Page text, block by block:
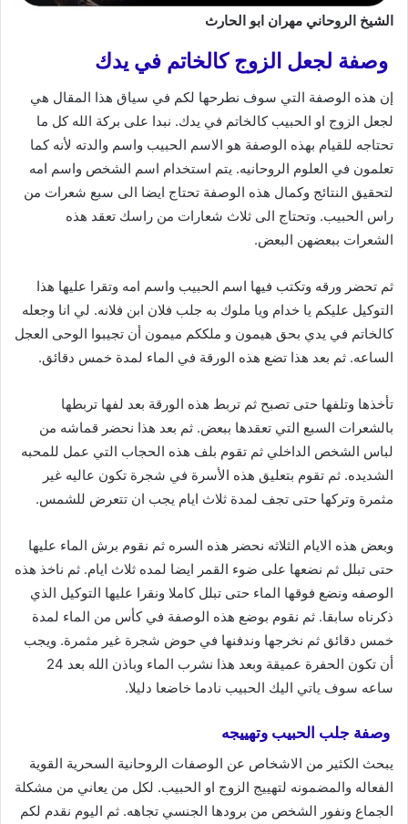
الشيخ الروحاني مهران ابو الحارث
وصفة لجعل الزوج كالخاتم في يدك
إن هذه الوصفة التي سوف نطرحها لكم في سياق هذا المقال هي
لجعل الزوج او الحبيب كالخاتم في يدك. نبدا على بركة الله كل ما
تحتاجه للقيام بهذه الوصفة هو الاسم الحبيب واسم والدته لأنه كما
تعلمون في العلوم الروحانيه. يتم استخدام اسم الشخص واسم امه
لتحقيق النتائج وكمال هذه الوصفة تحتاج ايضا الى سبع شعرات من
راس الحبيب. وتحتاج الى ثلاث شعارات من راسك تعقد هذه
الشعرات ببعضهن البعض.
ثم تحضر ورقه وتكتب فيها اسم الحبيب واسم امه وتقرا عليها هذا
التوكيل عليكم يا خدام ويا ملوك به جلب فلان ابن فلانه. لي انا وجعله
كالخاتم في يدي بحق هيمون و ملككم ميمون أن تجيبوا الوحى العجل
الساعه. ثم بعد هذا تضع هذه الورقة في الماء لمدة خمس دقائق.
تأخذها وتلفها حتى تصبح ثم تربط هذه الورقة بعد لفها تربطها
بالشعرات السبع التي تعقدها ببعض. ثم بعد هذا نحضر قماشه من
لباس الشخص الداخلي ثم تقوم بلف هذه الحجاب التي عمل للمحبه
الشديده. ثم تقوم بتعليق هذه الأسرة في شجرة تكون عاليه غير
مثمرة وتركها حتى تجف لمدة ثلاث ايام يجب ان تتعرض للشمس.
وبعض هذه الايام الثلاثه نحضر هذه السره ثم نقوم برش الماء عليها
حتى تبلل ثم نضعها على ضوء القمر ايضا لمده ثلاث ايام. ثم ناخذ هذه
الوصفه ونضع فوقها الماء حتى تبلل كاملا ونقرا عليها التوكيل الذي
ذكرناه سابقا. ثم نقوم بوضع هذه الوصفة في كأس من الماء لمدة
خمس دقائق ثم نخرجها وندفنها في حوض شجرة غير مثمرة. ويجب
أن تكون الحفرة عميقة وبعد هذا نشرب الماء وباذن الله بعد 24
ساعه سوف ياتي اليك الحبيب نادما خاضعا دليلا.
وصفة جلب الحبيب وتهييجه
يبحث الكثير من الاشخاص عن الوصفات الروحانية السحرية القوية
الفعاله والمضمونه لتهييج الزوج او الحبيب. لكل من يعاني من مشكلة
الجماع ونفور الشخص من برودها الجنسي تجاهه. ثم اليوم نقدم لكم